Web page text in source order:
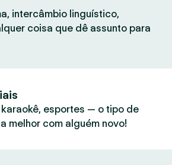
intercâmbio linguístico,
coisa que dê assunto para
esportes — o tipo de
melhor com alguém novo!